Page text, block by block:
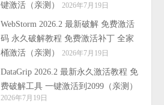
键激活（亲测）
2026年7月19日
WebStorm 2026.2 最新破解 免费激活
码 永久破解教程 免费激活补丁 全家
桶激活（亲测）
2026年7月19日
DataGrip 2026.2 最新永久激活教程 免
费破解工具 一键激活到2099（亲测）
2026年7月19日